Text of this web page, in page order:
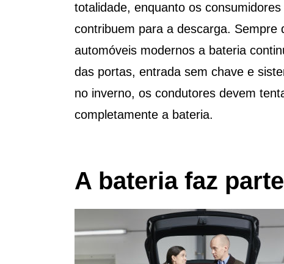
totalidade, enquanto os
contribuem para a descarga.
automóveis modernos a bateria
das portas, entrada sem chave e
no inverno, os condutores devem
completamente a bateria.
A bateria faz